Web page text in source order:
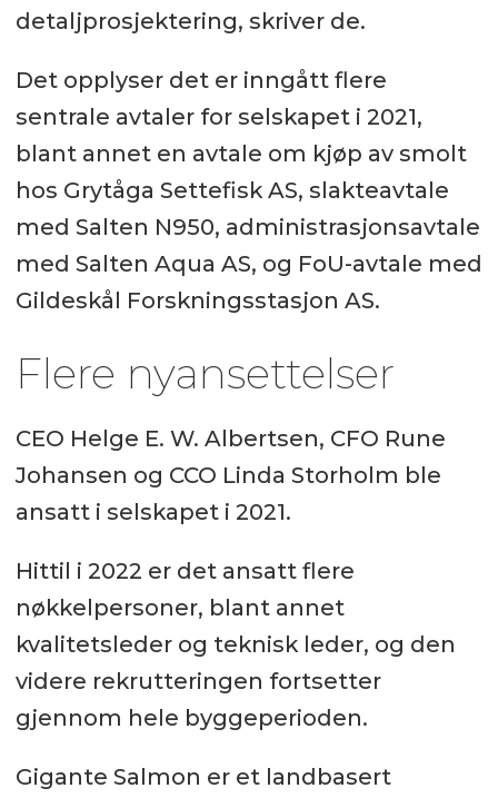
detaljprosjektering, skriver de.
Det opplyser det er inngått flere
sentrale avtaler for selskapet i 2021,
blant annet en avtale om kjøp av smolt
hos Grytåga Settefisk AS, slakteavtale
med Salten N950, administrasjonsavtale
med Salten Aqua AS, og FoU-avtale med
Gildeskål Forskningsstasjon AS.
Flere nyansettelser
CEO Helge E. W. Albertsen, CFO Rune
Johansen og CCO Linda Storholm ble
ansatt i selskapet i 2021.
Hittil i 2022 er det ansatt flere
nøkkelpersoner, blant annet
kvalitetsleder og teknisk leder, og den
videre rekrutteringen fortsetter
gjennom hele byggeperioden.
Gigante Salmon er et landbasert